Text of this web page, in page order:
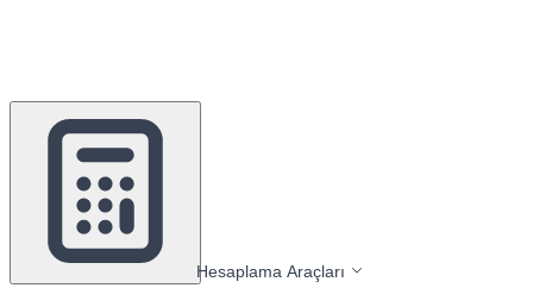
Hesaplama Araçları